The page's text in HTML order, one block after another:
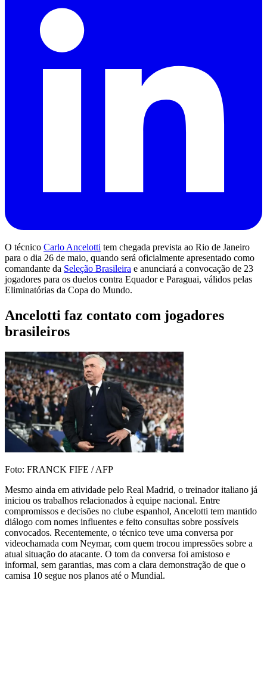
O técnico Carlo Ancelotti tem chegada prevista ao Rio de Janeiro
para o dia 26 de maio, quando será oficialmente apresentado como
comandante da Seleção Brasileira e anunciará a convocação de 23
jogadores para os duelos contra Equador e Paraguai, válidos pelas
Eliminatórias da Copa do Mundo.
Ancelotti faz contato com jogadores
brasileiros
Foto: FRANCK FIFE / AFP
Mesmo ainda em atividade pelo Real Madrid, o treinador italiano já
iniciou os trabalhos relacionados à equipe nacional. Entre
compromissos e decisões no clube espanhol, Ancelotti tem mantido
diálogo com nomes influentes e feito consultas sobre possíveis
convocados. Recentemente, o técnico teve uma conversa por
videochamada com Neymar, com quem trocou impressões sobre a
atual situação do atacante. O tom da conversa foi amistoso e
informal, sem garantias, mas com a clara demonstração de que o
camisa 10 segue nos planos até o Mundial.